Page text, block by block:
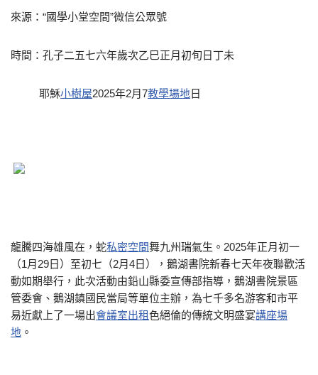
來源：“國學小堂空間”微信公眾號
時間：孔子二五七六年歲次乙巳正月初旬日丁未
耶穌小樹屋2025年2月7教學場地日
龍騰四海雄風在，蛇私密空間舞九州瑞氣生。2025年正月初一
（1月29日）至初七（2月4日），鵝湖書院新春七天年夜聯歡活
動如期舉行，此次活動由鉛山縣委宣傳部指導，鵝湖書院景區
管委會、鵝湖鎮國民當局等單位主辦，為七千多名游客和市平
易近獻上了一場出會議室出租色絕倫的傳統文明盛宴講座場
地 。